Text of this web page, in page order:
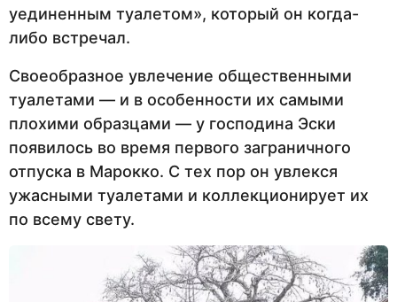
уединенным туалетом», который он когда-
либо встречал.
Своеобразное увлечение общественными
туалетами — и в особенности их самыми
плохими образцами — у господина Эски
появилось во время первого заграничного
отпуска в Марокко. С тех пор он увлекся
ужасными туалетами и коллекционирует их
по всему свету.